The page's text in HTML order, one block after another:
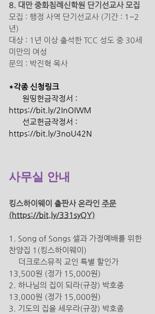
8. 대만 중화침례신학원 단기선교사 모집
모집 : 행정 사역 단기선교사 (기간 : 1~2
년)
대상 : 1년 이상 출석한 TCC 성도 중 30세
미만의 여성
문의 : 박진혁 목사
*각종 신청링크
https://bit.ly/2InOIWM
https://bit.ly/3noU42N
사무실 안내
킹스하이웨이 출판사 온라인 주문
(https://bit.ly/331syQY)
1. Song of Songs 셀과 가정예배를 위한
찬양집 1(킹스하이웨이)
더크로스뮤직 교인 특별 할인가
13,500원 (정가 15,000원)
2. 하나님의 집이 되라(규장) 박호종
13,000원 (정가 15,000원)
3. 기도의 집을 세우라(규장) 박호종